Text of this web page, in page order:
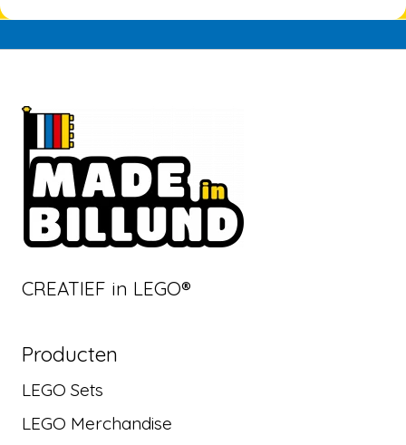
CREATIEF in LEGO®
Producten
LEGO Sets
LEGO Merchandise